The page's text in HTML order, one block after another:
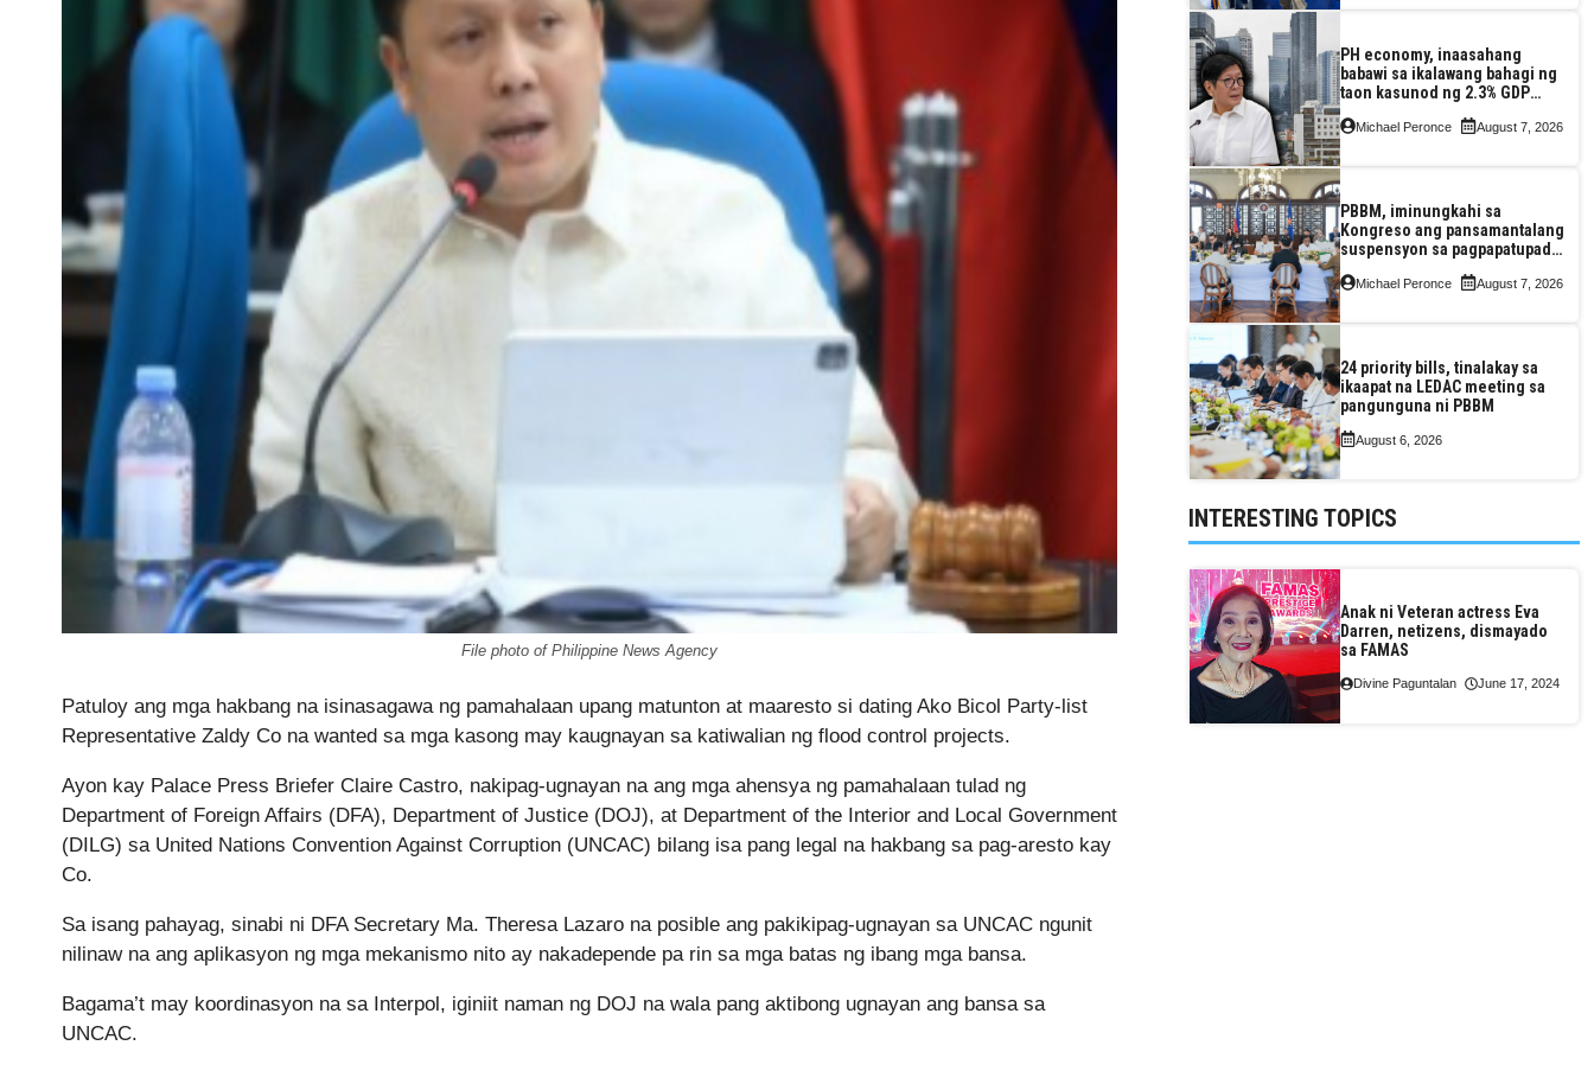
File photo of Philippine News Agency
Patuloy ang mga hakbang na isinasagawa ng pamahalaan upang matunton at maaresto si dating Ako Bicol Party-list
Representative Zaldy Co na wanted sa mga kasong may kaugnayan sa katiwalian ng flood control projects.
Ayon kay Palace Press Briefer Claire Castro, nakipag-ugnayan na ang mga ahensya ng pamahalaan tulad ng
Department of Foreign Affairs (DFA), Department of Justice (DOJ), at Department of the Interior and Local Government
(DILG) sa United Nations Convention Against Corruption (UNCAC) bilang isa pang legal na hakbang sa pag-aresto kay
Co.
Sa isang pahayag, sinabi ni DFA Secretary Ma. Theresa Lazaro na posible ang pakikipag-ugnayan sa UNCAC ngunit
nilinaw na ang aplikasyon ng mga mekanismo nito ay nakadepende pa rin sa mga batas ng ibang mga bansa.
Bagama’t may koordinasyon na sa Interpol, iginiit naman ng DOJ na wala pang aktibong ugnayan ang bansa sa
UNCAC.
PH economy, inaasahang
babawi sa ikalawang bahagi ng
taon kasunod ng 2.3% GDP
pagkaantala ng public
Michael Peronce August 7, 2026
PBBM, iminungkahi sa
Kongreso ang pansamantalang
suspensyon sa pagpapatupad
Assessment Reform Act
Michael Peronce August 7, 2026
24 priority bills, tinalakay sa
ikaapat na LEDAC meeting sa
pangunguna ni PBBM
August 6, 2026
INTERESTING TOPICS
Anak ni Veteran actress Eva
Darren, netizens, dismayado
sa FAMAS
Divine Paguntalan June 17, 2024